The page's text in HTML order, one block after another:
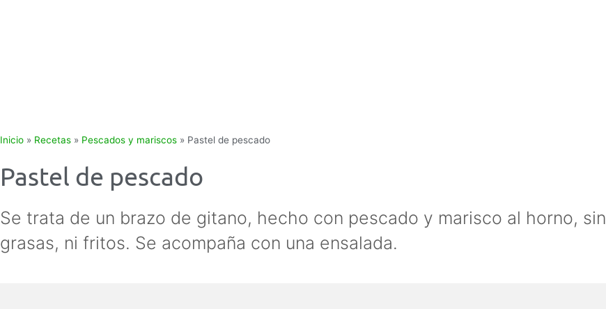
Inicio » Recetas » Pescados y mariscos » Pastel de pescado
Pastel de pescado
Se trata de un brazo de gitano, hecho con pescado y marisco al horno, sin
grasas, ni fritos. Se acompaña con una ensalada.